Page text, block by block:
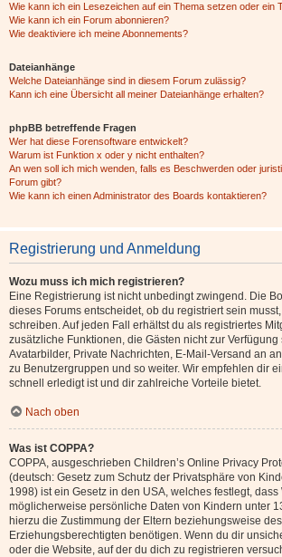
Wie kann ich ein Lesezeichen auf ein Thema setzen oder ein
Wie kann ich ein Forum abonnieren?
Wie deaktiviere ich meine Abonnements?
Dateianhänge
Welche Dateianhänge sind in diesem Forum zulässig?
Kann ich eine Übersicht all meiner Dateianhänge erhalten?
phpBB betreffende Fragen
Wer hat diese Forensoftware entwickelt?
Warum ist Funktion x oder y nicht enthalten?
An wen soll ich mich wenden, falls es Beschwerden oder
Forum gibt?
Wie kann ich einen Administrator des Boards kontaktieren?
Registrierung und Anmeldung
Wozu muss ich mich registrieren?
Eine Registrierung ist nicht unbedingt zwingend. Die
dieses Forums entscheidet, ob du registriert sein
schreiben. Auf jeden Fall erhältst du als registriertes
zusätzliche Funktionen, die Gästen nicht zur Verfügung
Avatarbilder, Private Nachrichten, E-Mail-Versand an
zu Benutzergruppen und so weiter. Wir empfehlen dir
schnell erledigt ist und dir zahlreiche Vorteile bietet.
Nach oben
Was ist COPPA?
COPPA, ausgeschrieben Children’s Online Privacy
(deutsch: Gesetz zum Schutz der Privatsphäre von
1998) ist ein Gesetz in den USA, welches festlegt, dass
möglicherweise persönliche Daten von Kindern unter
hierzu die Zustimmung der Eltern beziehungsweise
Erziehungsberechtigten benötigen. Wenn du dir
oder die Website, auf der du dich zu registrieren